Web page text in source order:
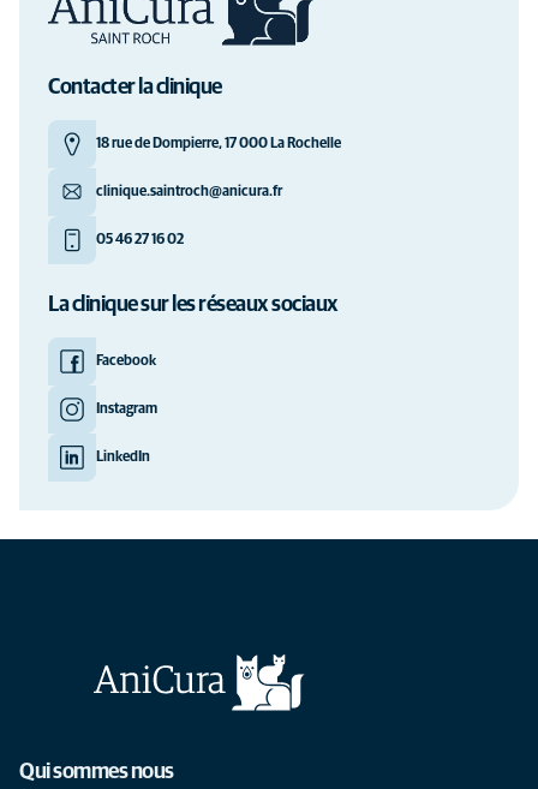
Contacter la clinique
18 rue de Dompierre, 17 000 La Rochelle
clinique.saintroch@anicura.fr
05 46 27 16 02
La clinique sur les réseaux sociaux
Facebook
Instagram
LinkedIn
Qui sommes nous